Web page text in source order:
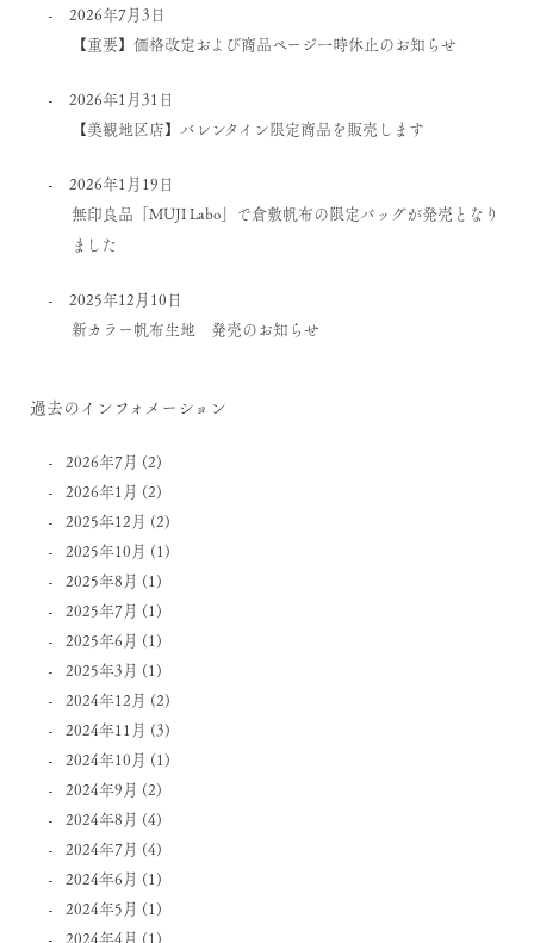
2026年7月3日
【重要】価格改定および商品ページ一時休止のお知らせ
2026年1月31日
【美観地区店】バレンタイン限定商品を販売します
2026年1月19日
無印良品「MUJI Labo」で倉敷帆布の限定バッグが発売となり
ました
2025年12月10日
新カラー帆布生地 発売のお知らせ
過去のインフォメーション
2026年7月 (2)
2026年1月 (2)
2025年12月 (2)
2025年10月 (1)
2025年8月 (1)
2025年7月 (1)
2025年6月 (1)
2025年3月 (1)
2024年12月 (2)
2024年11月 (3)
2024年10月 (1)
2024年9月 (2)
2024年8月 (4)
2024年7月 (4)
2024年6月 (1)
2024年5月 (1)
2024年4月 (1)